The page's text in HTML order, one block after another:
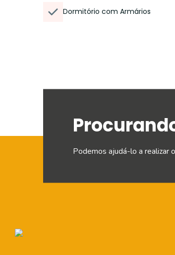
Dormitório com Armários
Podemos ajudá-lo a realizar